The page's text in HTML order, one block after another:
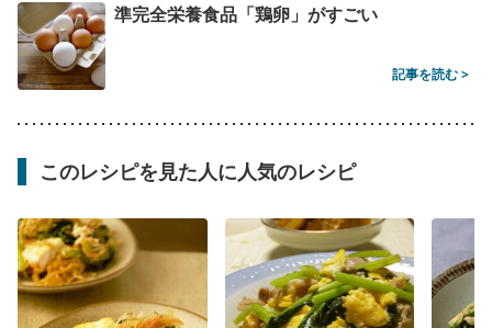
準完全栄養食品「鶏卵」がすごい
記事を読む >
このレシピを見た人に人気のレシピ